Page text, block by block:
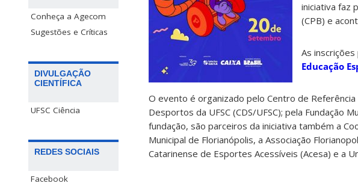
Conheça a Agecom
Sugestões e Críticas
DIVULGAÇÃO
CIENTÍFICA
UFSC Ciência
REDES SOCIAIS
Facebook
iniciativa faz
(CPB) e
As
Educação
O evento é organizado pelo Centro de
Desportos da UFSC (CDS/UFSC); pela Fundação
fundação, são parceiros da iniciativa também a
Municipal de Florianópolis, a Associação
Catarinense de Esportes Acessíveis (Acesa) e a